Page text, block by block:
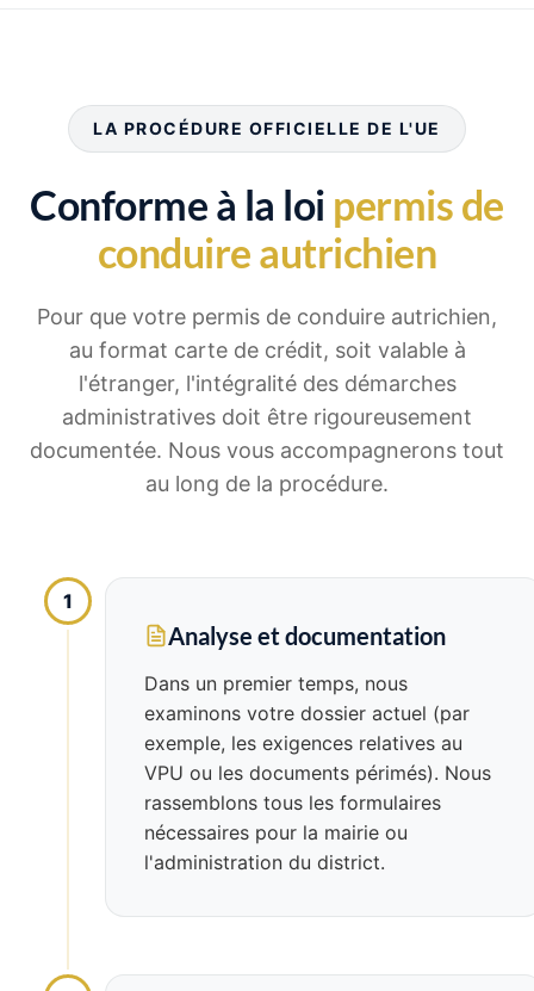
LA PROCÉDURE OFFICIELLE DE L'UE
Conforme à la loi permis de
conduire autrichien
Pour que votre permis de conduire autrichien,
au format carte de crédit, soit valable à
l'étranger, l'intégralité des démarches
administratives doit être rigoureusement
documentée. Nous vous accompagnerons tout
au long de la procédure.
1
Analyse et documentation
Dans un premier temps, nous
examinons votre dossier actuel (par
exemple, les exigences relatives au
VPU ou les documents périmés). Nous
rassemblons tous les formulaires
nécessaires pour la mairie ou
l'administration du district.